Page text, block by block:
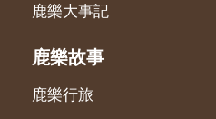
鹿樂大事記
鹿樂故事
鹿樂行旅